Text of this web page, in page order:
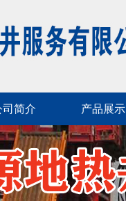
司简介 产品展示